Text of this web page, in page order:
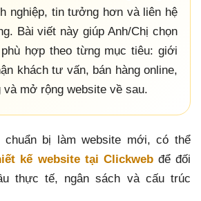
nghiệp, tin tưởng hơn và liên hệ
Bài viết này giúp Anh/Chị chọn
hợp theo từng mục tiêu: giới
khách tư vấn, bán hàng online,
và mở rộng website về sau.
chuẩn bị làm website mới, có thể
kế website tại Clickwebđể đối
thực tế, ngân sách và cấu trúc